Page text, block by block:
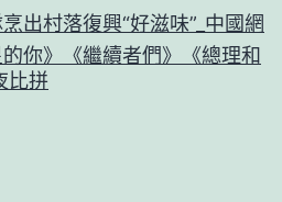
出村落復興“好滋味”_中國網
你》《繼續者們》《總理和
比拼